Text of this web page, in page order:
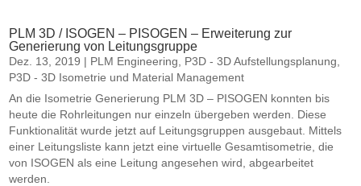
PLM 3D / ISOGEN – PISOGEN – Erweiterung zur
Generierung von Leitungsgruppe
Dez. 13, 2019 | PLM Engineering P3D - 3D Aufstellungsplanung
P3D - 3D Isometrie und Material Management
An die Isometrie Generierung PLM 3D – PISOGEN konnten bis
heute die Rohrleitungen nur einzeln übergeben werden. Diese
Funktionalität wurde jetzt auf Leitungsgruppen ausgebaut. Mittels
einer Leitungsliste kann jetzt eine virtuelle Gesamtisometrie, die
von ISOGEN als eine Leitung angesehen wird, abgearbeitet
werden.